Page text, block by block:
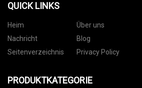
QUICK LINKS
Heim Über uns
Nachricht
Blog
Seitenverzeichnis
Privacy Policy
PRODUKTKATEGORIE